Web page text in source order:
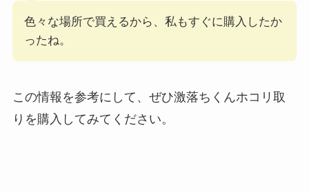
色々な場所で買えるから、私もすぐに購入したか
ったね。
この情報を参考にして、ぜひ激落ちくんホコリ取
りを購入してみてください。